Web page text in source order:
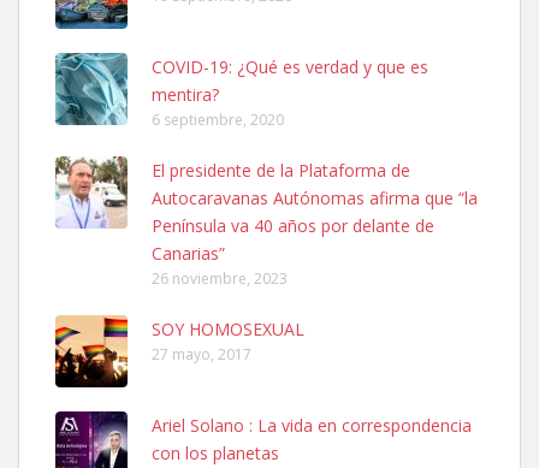
SHIBA PERDIDO AVDA JOSE MESA Y LOPEZ
PERRO MACHO RAZA SHIBA CON MICROCHIP PERDIDO HOY
06/07/2025 ZONA MESA Y LOPEZ. ES MUY ASUSTADIZO
Leales.org » Gran Canaria | 6.7.2025
COVID-19: ¿Qué es verdad y que es
mentira?
6 septiembre, 2020
El presidente de la Plataforma de
Autocaravanas Autónomas afirma que “la
Península va 40 años por delante de
Canarias”
26 noviembre, 2023
SOY HOMOSEXUAL
27 mayo, 2017
Ariel Solano : La vida en correspondencia
con los planetas